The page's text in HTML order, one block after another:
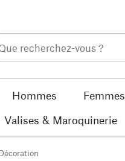
Hommes Femmes
Valises & Maroquinerie